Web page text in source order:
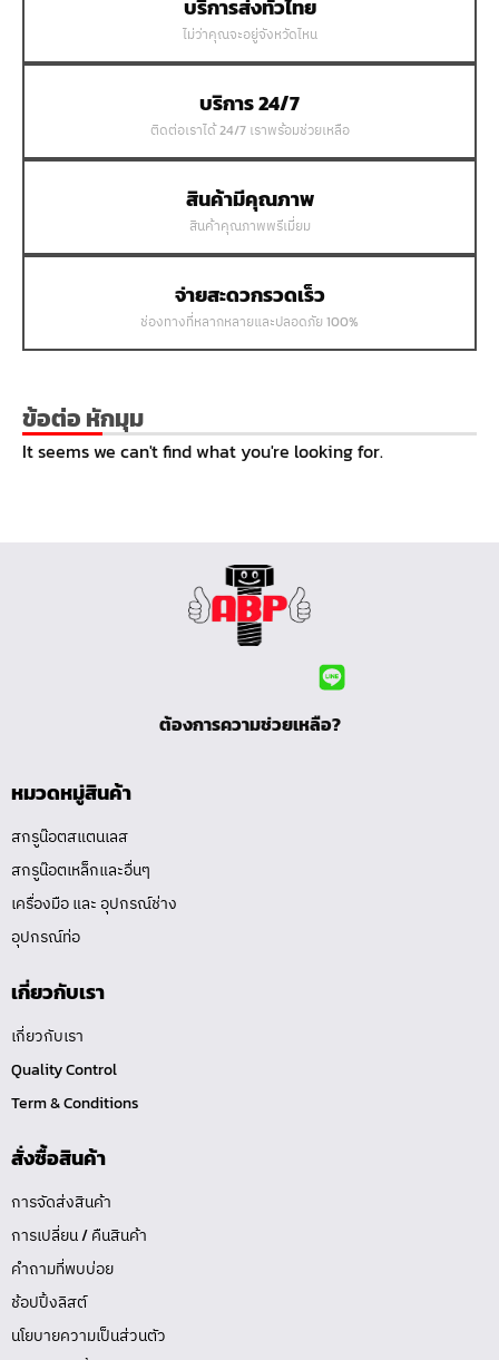
บริการส่งทั่วไทย
ไม่ว่าคุณจะอยู่จังหวัดไหน
บริการ 24/7
ติดต่อเราได้ 24/7 เราพร้อมช่วยเหลือ
สินค้ามีคุณภาพ
สินค้าคุณภาพพรีเมี่ยม
จ่ายสะดวกรวดเร็ว
ช่องทางที่หลากหลายและปลอดภัย 100%
ข้อต่อ หักมุม
It seems we can't find what you're looking for.
ต้องการความช่วยเหลือ?
หมวดหมู่สินค้า
สกรูน๊อตสแตนเลส
สกรูน๊อตเหล็กและอื่นๆ
เครื่องมือ และ อุปกรณ์ช่าง
อุปกรณ์ท่อ
เกี่ยวกับเรา
เกี่ยวกับเรา
Quality Control
Term & Conditions
สั่งซื้อสินค้า
การจัดส่งสินค้า
การเปลี่ยน / คืนสินค้า
คำถามที่พบบ่อย
ช้อปปิ้งลิสต์
นโยบายความเป็นส่วนตัว